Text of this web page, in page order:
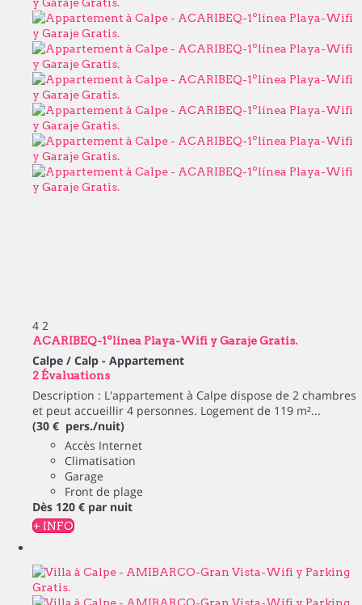
4 2
ACARIBEQ-1ºlínea Playa-Wifi y Garaje Gratis.
Calpe / Calp - Appartement
2 Évaluations
Description : L'appartement à Calpe dispose de 2 chambres
et peut accueillir 4 personnes. Logement de 119 m²...
(30 € pers./nuit)
Accès Internet
Climatisation
Garage
Front de plage
Dès 120 € par nuit
+ INFO